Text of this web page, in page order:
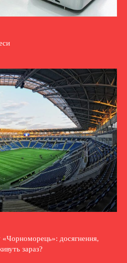
«Чорноморець»: досягнення,
зараз?